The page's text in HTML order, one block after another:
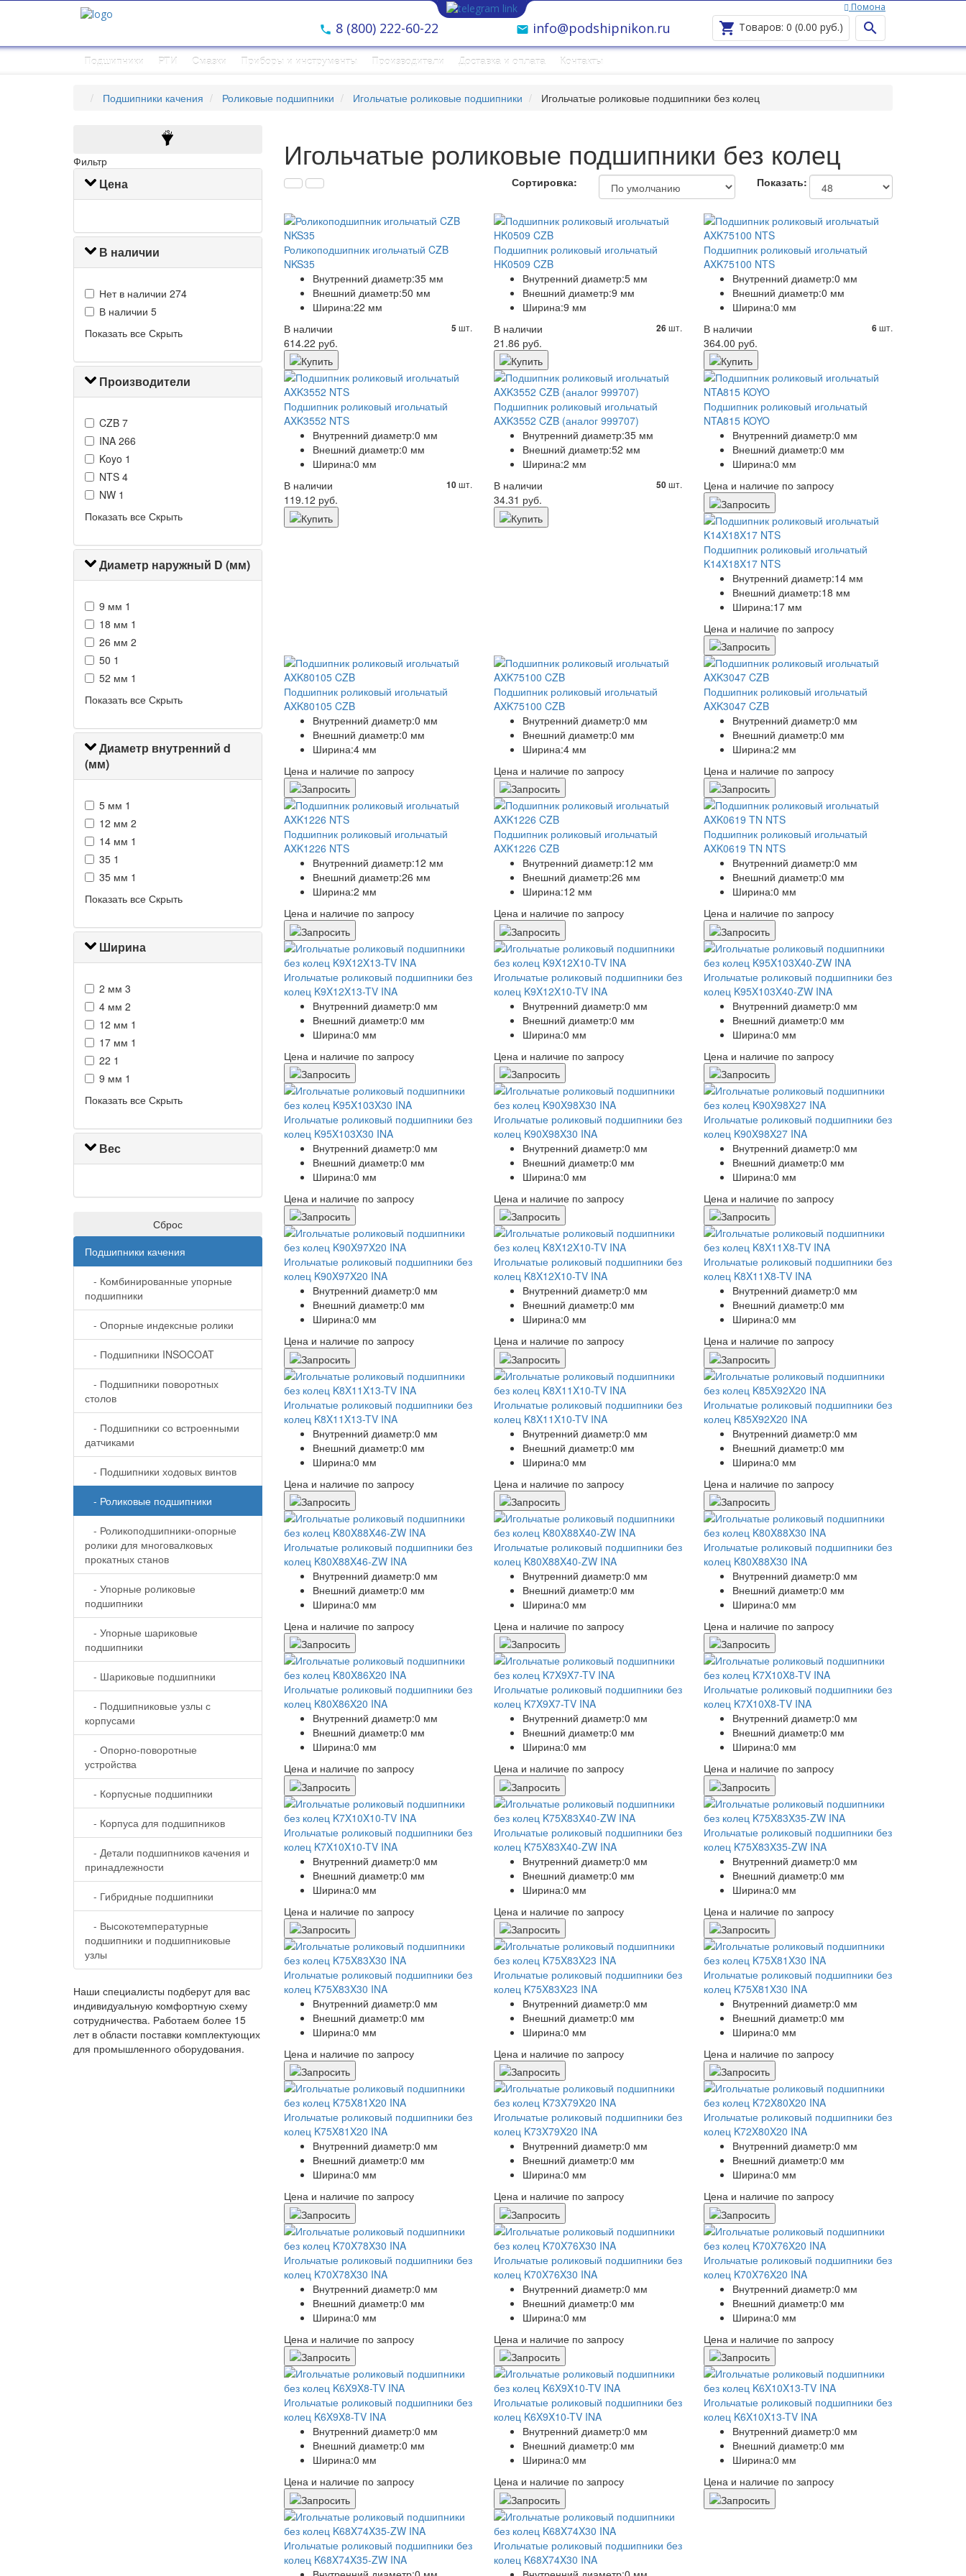
Помона
Ваш город —Помона?
8 (800) 222-60-22 info@podshipnikon.ru  Товаров: 0 (0.00 руб.) 
Подшипники РТИ Смазки Приборы и инструменты Производители Доставка и оплата Контакты
Подшипники качения Роликовые подшипники Игольчатые роликовые подшипники Игольчатые роликовые подшипники без колец
Фильтр
Цена
В наличии
Нет в наличии 274
В наличии 5
Показать все Скрыть
Производители
CZB 7
INA 266
Koyo 1
NTS 4
NW 1
Показать все Скрыть
Диаметр наружный D (мм)
9 мм 1
18 мм 1
26 мм 2
50 1
52 мм 1
Показать все Скрыть
Диаметр внутренний d
(мм)
5 мм 1
12 мм 2
14 мм 1
35 1
35 мм 1
Показать все Скрыть
Ширина
2 мм 3
4 мм 2
12 мм 1
17 мм 1
22 1
9 мм 1
Показать все Скрыть
Вес
Сброс
Подшипники качения
- Комбинированные упорные
подшипники
- Опорные индексные ролики
- Подшипники INSOCOAT
- Подшипники поворотных
столов
- Подшипники со встроенными
датчиками
- Подшипники ходовых винтов
- Роликовые подшипники
- Роликоподшипники-опорные
ролики для многовалковых
прокатных станов
- Упорные роликовые
подшипники
- Упорные шариковые
подшипники
- Шариковые подшипники
- Подшипниковые узлы с
корпусами
- Опорно-поворотные
устройства
- Корпусные подшипники
- Корпуса для подшипников
- Детали подшипников качения и
принадлежности
- Гибридные подшипники
- Высокотемпературные
подшипники и подшипниковые
узлы
Наши специалисты подберут для вас
индивидуальную комфортную схему
сотрудничества. Работаем более 15
лет в области поставки комплектующих
для промышленного оборудования.
Игольчатые роликовые подшипники без колец
Сортировка: Показать:
Роликоподшипник игольчатый CZB
NKS35
Внутренний диаметр:35 мм
Внешний диаметр:50 мм
Ширина:22 мм
В наличии
5 шт.
614.22 руб.
Подшипник роликовый игольчатый
HK0509 CZB
Внутренний диаметр:5 мм
Внешний диаметр:9 мм
Ширина:9 мм
В наличии
26 шт.
21.86 руб.
Подшипник роликовый игольчатый
AXK75100 NTS
Внутренний диаметр:0 мм
Внешний диаметр:0 мм
Ширина:0 мм
В наличии
6 шт.
364.00 руб.
Подшипник роликовый игольчатый
AXK3552 NTS
Внутренний диаметр:0 мм
Внешний диаметр:0 мм
Ширина:0 мм
В наличии
10шт.
119.12 руб.
Подшипник роликовый игольчатый
AXK3552 CZB (аналог 999707)
Внутренний диаметр:35 мм
Внешний диаметр:52 мм
Ширина:2 мм
В наличии
50шт.
34.31 руб.
Подшипник роликовый игольчатый
NTA815 KOYO
Внутренний диаметр:0 мм
Внешний диаметр:0 мм
Ширина:0 мм
Цена и наличие по запросу
Подшипник роликовый игольчатый
K14X18X17 NTS
Внутренний диаметр:14 мм
Внешний диаметр:18 мм
Ширина:17 мм
Цена и наличие по запросу
Подшипник роликовый игольчатый
AXK80105 CZB
Внутренний диаметр:0 мм
Внешний диаметр:0 мм
Ширина:4 мм
Цена и наличие по запросу
Подшипник роликовый игольчатый
AXK75100 CZB
Внутренний диаметр:0 мм
Внешний диаметр:0 мм
Ширина:4 мм
Цена и наличие по запросу
Подшипник роликовый игольчатый
AXK3047 CZB
Внутренний диаметр:0 мм
Внешний диаметр:0 мм
Ширина:2 мм
Цена и наличие по запросу
Подшипник роликовый игольчатый
AXK1226 NTS
Внутренний диаметр:12 мм
Внешний диаметр:26 мм
Ширина:2 мм
Цена и наличие по запросу
Подшипник роликовый игольчатый
AXK1226 CZB
Внутренний диаметр:12 мм
Внешний диаметр:26 мм
Ширина:12 мм
Цена и наличие по запросу
Подшипник роликовый игольчатый
AXK0619 TN NTS
Внутренний диаметр:0 мм
Внешний диаметр:0 мм
Ширина:0 мм
Цена и наличие по запросу
Игольчатые роликовый подшипники без
колец K9X12X13-TV INA
Внутренний диаметр:0 мм
Внешний диаметр:0 мм
Ширина:0 мм
Цена и наличие по запросу
Игольчатые роликовый подшипники без
колец K9X12X10-TV INA
Внутренний диаметр:0 мм
Внешний диаметр:0 мм
Ширина:0 мм
Цена и наличие по запросу
Игольчатые роликовый подшипники без
колец K95X103X40-ZW INA
Внутренний диаметр:0 мм
Внешний диаметр:0 мм
Ширина:0 мм
Цена и наличие по запросу
Игольчатые роликовый подшипники без
колец K95X103X30 INA
Внутренний диаметр:0 мм
Внешний диаметр:0 мм
Ширина:0 мм
Цена и наличие по запросу
Игольчатые роликовый подшипники без
колец K90X98X30 INA
Внутренний диаметр:0 мм
Внешний диаметр:0 мм
Ширина:0 мм
Цена и наличие по запросу
Игольчатые роликовый подшипники без
колец K90X98X27 INA
Внутренний диаметр:0 мм
Внешний диаметр:0 мм
Ширина:0 мм
Цена и наличие по запросу
Игольчатые роликовый подшипники без
колец K90X97X20 INA
Внутренний диаметр:0 мм
Внешний диаметр:0 мм
Ширина:0 мм
Цена и наличие по запросу
Игольчатые роликовый подшипники без
колец K8X12X10-TV INA
Внутренний диаметр:0 мм
Внешний диаметр:0 мм
Ширина:0 мм
Цена и наличие по запросу
Игольчатые роликовый подшипники без
колец K8X11X8-TV INA
Внутренний диаметр:0 мм
Внешний диаметр:0 мм
Ширина:0 мм
Цена и наличие по запросу
Игольчатые роликовый подшипники без
колец K8X11X13-TV INA
Внутренний диаметр:0 мм
Внешний диаметр:0 мм
Ширина:0 мм
Цена и наличие по запросу
Игольчатые роликовый подшипники без
колец K8X11X10-TV INA
Внутренний диаметр:0 мм
Внешний диаметр:0 мм
Ширина:0 мм
Цена и наличие по запросу
Игольчатые роликовый подшипники без
колец K85X92X20 INA
Внутренний диаметр:0 мм
Внешний диаметр:0 мм
Ширина:0 мм
Цена и наличие по запросу
Игольчатые роликовый подшипники без
колец K80X88X46-ZW INA
Внутренний диаметр:0 мм
Внешний диаметр:0 мм
Ширина:0 мм
Цена и наличие по запросу
Игольчатые роликовый подшипники без
колец K80X88X40-ZW INA
Внутренний диаметр:0 мм
Внешний диаметр:0 мм
Ширина:0 мм
Цена и наличие по запросу
Игольчатые роликовый подшипники без
колец K80X88X30 INA
Внутренний диаметр:0 мм
Внешний диаметр:0 мм
Ширина:0 мм
Цена и наличие по запросу
Игольчатые роликовый подшипники без
колец K80X86X20 INA
Внутренний диаметр:0 мм
Внешний диаметр:0 мм
Ширина:0 мм
Цена и наличие по запросу
Игольчатые роликовый подшипники без
колец K7X9X7-TV INA
Внутренний диаметр:0 мм
Внешний диаметр:0 мм
Ширина:0 мм
Цена и наличие по запросу
Игольчатые роликовый подшипники без
колец K7X10X8-TV INA
Внутренний диаметр:0 мм
Внешний диаметр:0 мм
Ширина:0 мм
Цена и наличие по запросу
Игольчатые роликовый подшипники без
колец K7X10X10-TV INA
Внутренний диаметр:0 мм
Внешний диаметр:0 мм
Ширина:0 мм
Цена и наличие по запросу
Игольчатые роликовый подшипники без
колец K75X83X40-ZW INA
Внутренний диаметр:0 мм
Внешний диаметр:0 мм
Ширина:0 мм
Цена и наличие по запросу
Игольчатые роликовый подшипники без
колец K75X83X35-ZW INA
Внутренний диаметр:0 мм
Внешний диаметр:0 мм
Ширина:0 мм
Цена и наличие по запросу
Игольчатые роликовый подшипники без
колец K75X83X30 INA
Внутренний диаметр:0 мм
Внешний диаметр:0 мм
Ширина:0 мм
Цена и наличие по запросу
Игольчатые роликовый подшипники без
колец K75X83X23 INA
Внутренний диаметр:0 мм
Внешний диаметр:0 мм
Ширина:0 мм
Цена и наличие по запросу
Игольчатые роликовый подшипники без
колец K75X81X30 INA
Внутренний диаметр:0 мм
Внешний диаметр:0 мм
Ширина:0 мм
Цена и наличие по запросу
Игольчатые роликовый подшипники без
колец K75X81X20 INA
Внутренний диаметр:0 мм
Внешний диаметр:0 мм
Ширина:0 мм
Цена и наличие по запросу
Игольчатые роликовый подшипники без
колец K73X79X20 INA
Внутренний диаметр:0 мм
Внешний диаметр:0 мм
Ширина:0 мм
Цена и наличие по запросу
Игольчатые роликовый подшипники без
колец K72X80X20 INA
Внутренний диаметр:0 мм
Внешний диаметр:0 мм
Ширина:0 мм
Цена и наличие по запросу
Игольчатые роликовый подшипники без
колец K70X78X30 INA
Внутренний диаметр:0 мм
Внешний диаметр:0 мм
Ширина:0 мм
Цена и наличие по запросу
Игольчатые роликовый подшипники без
колец K70X76X30 INA
Внутренний диаметр:0 мм
Внешний диаметр:0 мм
Ширина:0 мм
Цена и наличие по запросу
Игольчатые роликовый подшипники без
колец K70X76X20 INA
Внутренний диаметр:0 мм
Внешний диаметр:0 мм
Ширина:0 мм
Цена и наличие по запросу
Игольчатые роликовый подшипники без
колец K6X9X8-TV INA
Внутренний диаметр:0 мм
Внешний диаметр:0 мм
Ширина:0 мм
Цена и наличие по запросу
Игольчатые роликовый подшипники без
колец K6X9X10-TV INA
Внутренний диаметр:0 мм
Внешний диаметр:0 мм
Ширина:0 мм
Цена и наличие по запросу
Игольчатые роликовый подшипники без
колец K6X10X13-TV INA
Внутренний диаметр:0 мм
Внешний диаметр:0 мм
Ширина:0 мм
Цена и наличие по запросу
Игольчатые роликовый подшипники без
колец K68X74X35-ZW INA
Игольчатые роликовый подшипники без
колец K68X74X30 INA